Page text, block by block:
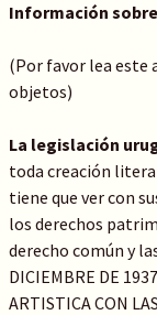
Información
(Por favor lea este
objetos)
La legislación
toda creación
tiene que ver con
los derechos
derecho común y
DICIEMBRE DE
ARTISTICA CON